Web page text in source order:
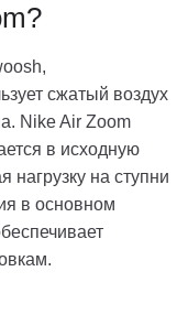
сжатый воздух
Nike Air Zoom
в исходную
на ступни
в основном